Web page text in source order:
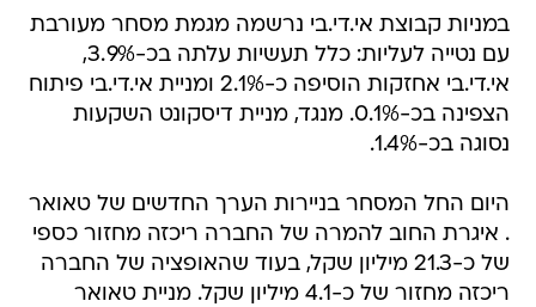
במניות קבוצת אי.די.בי נרשמה מגמת מסחר מעורבת
עם נטייה לעליות: כלל תעשיות עלתה בכ-3.9%,
אי.די.בי אחזקות הוסיפה כ-2.1% ומניית אי.די.בי פיתוח
הצפינה בכ-0.1%. מנגד, מניית דיסקונט השקעות
נסוגה בכ-1.4%.
היום החל המסחר בניירות הערך החדשים של טאואר
. איגרת החוב להמרה של החברה ריכזה מחזור כספי
של כ-21.3 מיליון שקל, בעוד שהאופציה של החברה
ריכזה מחזור של כ-4.1 מיליון שקל. מניית טאואר